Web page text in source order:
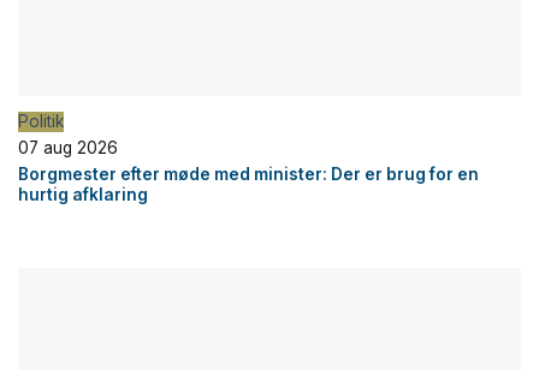
Politik
07 aug 2026
Borgmester efter møde med minister: Der er brug for en
hurtig afklaring